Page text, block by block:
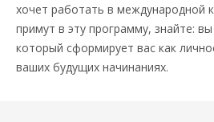
хочет работать в международной
примут в эту программу, знайте:
который сформирует вас как
ваших будущих начинаниях.